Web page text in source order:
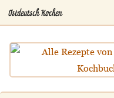
Ostdeutsch Kochen